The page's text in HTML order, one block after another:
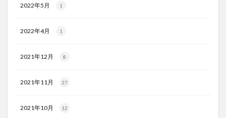
2022年5月 1
2022年4月 1
2021年12月 8
2021年11月 27
2021年10月 12